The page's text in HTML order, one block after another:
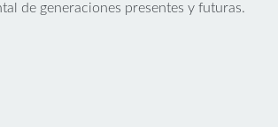
de generaciones presentes y futuras.